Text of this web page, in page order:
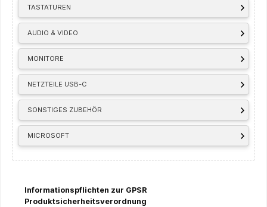
TASTATUREN
AUDIO & VIDEO
MONITORE
NETZTEILE USB-C
SONSTIGES ZUBEHÖR
MICROSOFT
Informationspflichten zur GPSR
Produktsicherheitsverordnung